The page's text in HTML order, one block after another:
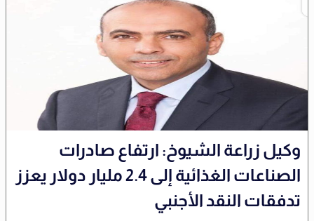
وكيل زراعة الشيوخ: ارتفاع صادرات
الصناعات الغذائية إلى 2.4 مليار دولار يعزز
تدفقات النقد الأجنبي